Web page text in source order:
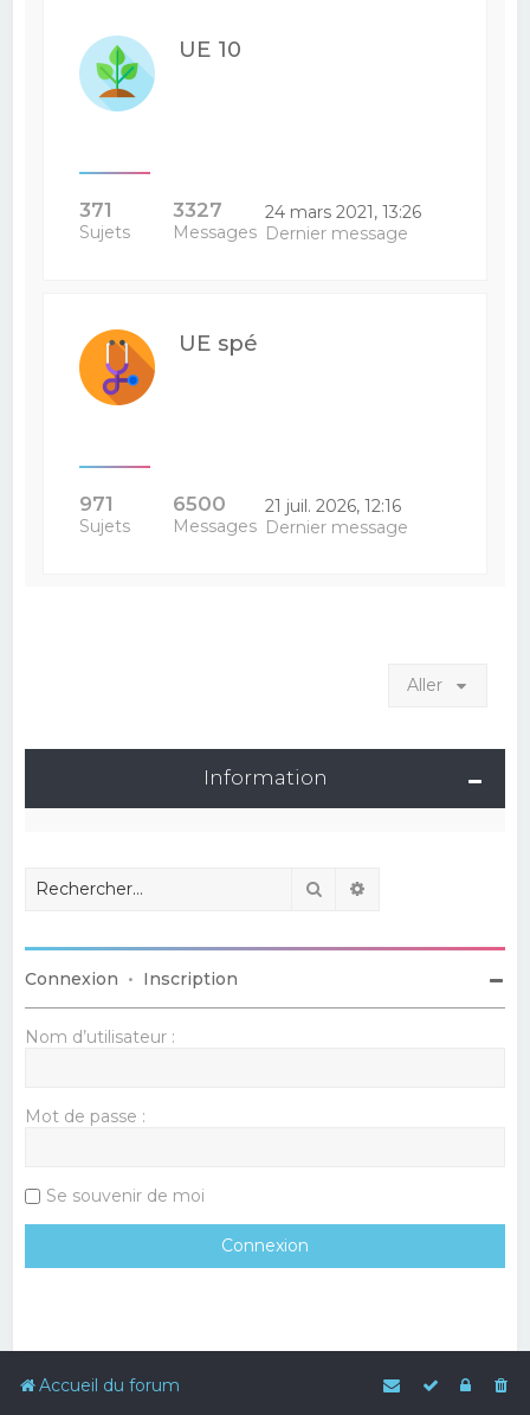
UE 10
371
Sujets
3327
Messages
24 mars 2021, 13:26
Dernier message
UE spé
971
Sujets
6500
Messages
21 juil. 2026, 12:16
Dernier message
Aller
Information
Rechercher
Connexion • Inscription
Nom d’utilisateur :
Mot de passe :
Se souvenir de moi
Accueil du forum